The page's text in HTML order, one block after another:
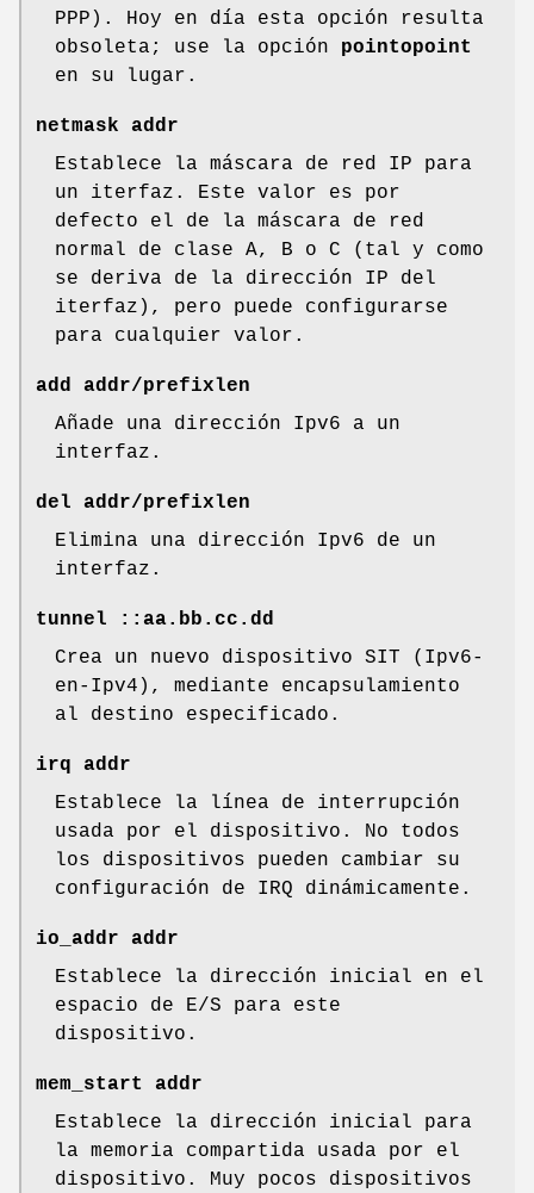
PPP). Hoy en día esta opción resulta
obsoleta; use la opción pointopoint
en su lugar.
netmask addr
Establece la máscara de red IP para
un iterfaz. Este valor es por
defecto el de la máscara de red
normal de clase A, B o C (tal y como
se deriva de la dirección IP del
iterfaz), pero puede configurarse
para cualquier valor.
add addr/prefixlen
Añade una dirección Ipv6 a un
interfaz.
del addr/prefixlen
Elimina una dirección Ipv6 de un
interfaz.
tunnel ::aa.bb.cc.dd
Crea un nuevo dispositivo SIT (Ipv6-
en-Ipv4), mediante encapsulamiento
al destino especificado.
irq addr
Establece la línea de interrupción
usada por el dispositivo. No todos
los dispositivos pueden cambiar su
configuración de IRQ dinámicamente.
io_addr addr
Establece la dirección inicial en el
espacio de E/S para este
dispositivo.
mem_start addr
Establece la dirección inicial para
la memoria compartida usada por el
dispositivo. Muy pocos dispositivos